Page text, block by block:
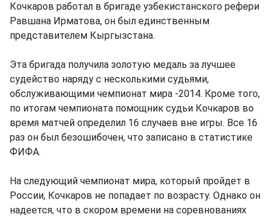
Кочкаров работал в бригаде узбекистанского рефери
Равшана Ирматова, он был единственным
представителем Кыргызстана.
Эта бригада получила золотую медаль за лучшее
судейство наряду с несколькими судьями,
обслуживающими чемпионат мира -2014. Кроме того,
по итогам чемпионата помощник судьи Кочкаров во
время матчей определил 16 случаев вне игры. Все 16
раз он был безошибочен, что записано в статистике
ФИФА.
На следующий чемпионат мира, который пройдет в
России, Кочкаров не попадает по возрасту. Однако он
надеется, что в скором времени на соревнованиях